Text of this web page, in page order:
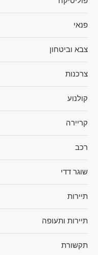
פנאי
צבא וביטחון
צרכנות
קולנוע
קריירה
רכב
שוגר דדי
תיירות
תיירות ותעופה
תקשורת